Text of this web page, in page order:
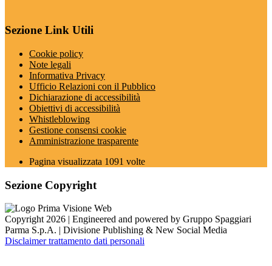
Sezione Link Utili
Cookie policy
Note legali
Informativa Privacy
Ufficio Relazioni con il Pubblico
Dichiarazione di accessibilità
Obiettivi di accessibilità
Whistleblowing
Gestione consensi cookie
Amministrazione trasparente
Pagina visualizzata 1091 volte
Sezione Copyright
Copyright 2026 | Engineered and powered by Gruppo Spaggiari
Parma S.p.A. | Divisione Publishing & New Social Media
Disclaimer trattamento dati personali